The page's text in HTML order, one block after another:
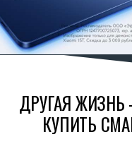
ДРУГАЯ
КУПИТЬ